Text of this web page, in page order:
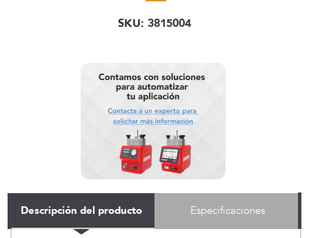
SKU: 3815004
Descripción del producto Especificaciones